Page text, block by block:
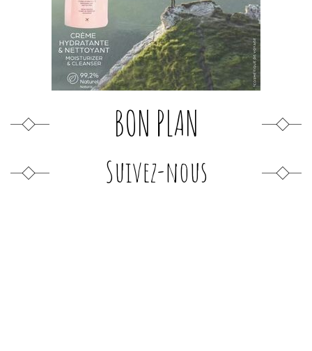
BON PLAN
Suivez-nous